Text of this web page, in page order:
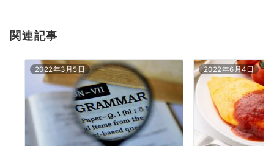
関連記事
2022年3月5日 2022年6月4日